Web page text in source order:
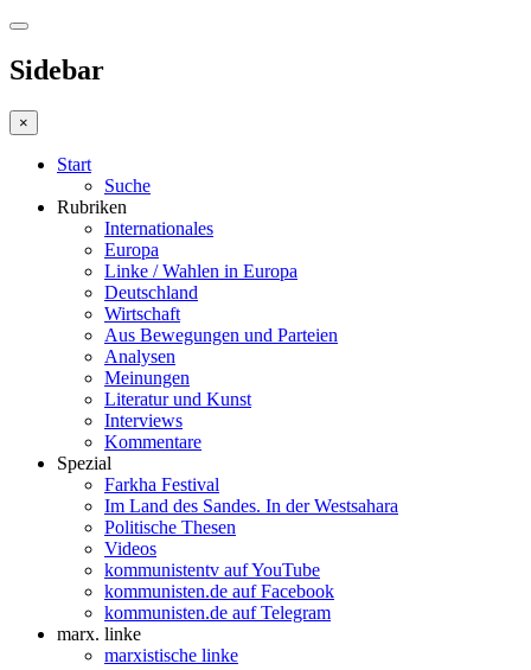
Sidebar
×
Start
Suche
Rubriken
Internationales
Europa
Linke / Wahlen in Europa
Deutschland
Wirtschaft
Aus Bewegungen und Parteien
Analysen
Meinungen
Literatur und Kunst
Interviews
Kommentare
Spezial
Farkha Festival
Im Land des Sandes. In der Westsahara
Politische Thesen
Videos
kommunistentv auf YouTube
kommunisten.de auf Facebook
kommunisten.de auf Telegram
marx. linke
marxistische linke